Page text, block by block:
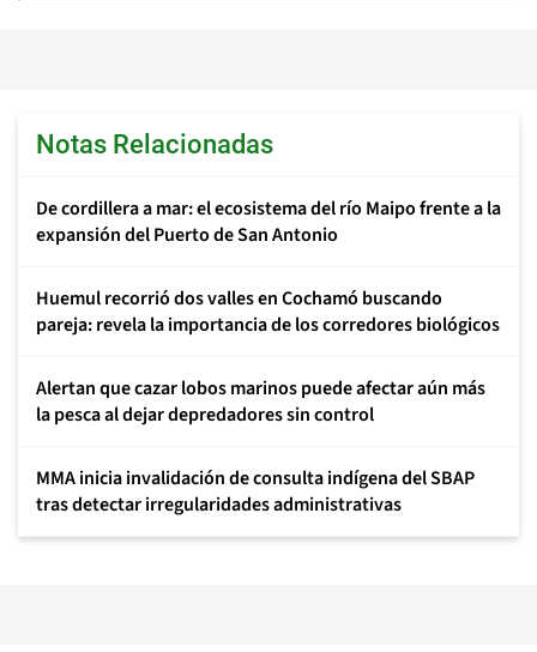
Notas Relacionadas
De cordillera a mar: el ecosistema del río Maipo frente a la
expansión del Puerto de San Antonio
Huemul recorrió dos valles en Cochamó buscando
pareja: revela la importancia de los corredores biológicos
Alertan que cazar lobos marinos puede afectar aún más
la pesca al dejar depredadores sin control
MMA inicia invalidación de consulta indígena del SBAP
tras detectar irregularidades administrativas